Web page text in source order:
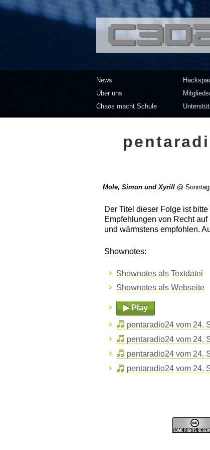
<<</>>
News
Über uns
Chaos macht Schule
Mole, Simon und Xyrill @
Der Titel dieser Folge ist
Empfehlungen von Recht
und wärmstens empfohlen.
Shownotes:
Shownotes als Textdatei
Shownotes als Webseite
▶ Play
pentaradio24 vom 24.
pentaradio24 vom 24.
pentaradio24 vom 24.
pentaradio24 vom 24.